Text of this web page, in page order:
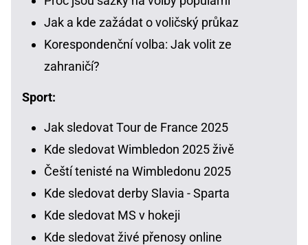
Jak a kde zažádat o voličský průkaz
Korespondenční volba: Jak volit ze
zahraničí?
Sport:
Jak sledovat Tour de France 2025
Kde sledovat Wimbledon 2025 živě
Čeští tenisté na Wimbledonu 2025
Kde sledovat derby Slavia - Sparta
Kde sledovat MS v hokeji
Kde sledovat živé přenosy online